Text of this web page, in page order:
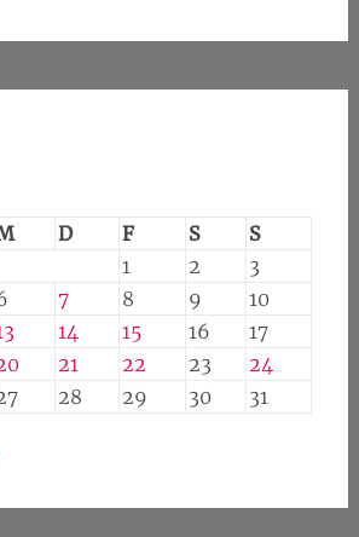
D F S
S
1
2
3
7 8 9
10
14 15 16
17
21 22 23
24
28 29 30 31